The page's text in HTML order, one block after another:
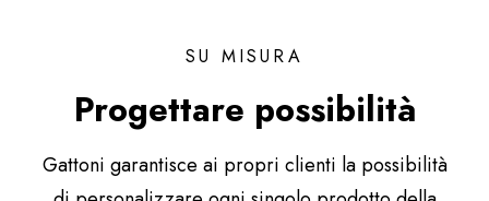
SU MISURA
Progettare possibilità
Gattoni garantisce ai propri clienti la possibilità